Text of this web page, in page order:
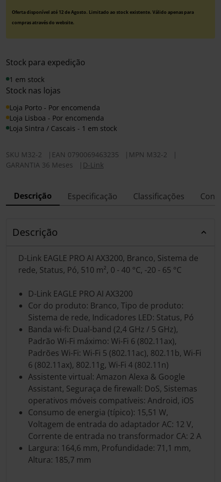
Oferta disponível até 12 de Agosto. Limitado ao stock existente. Válido apenas para
compras através do website.
Stock para expedição
1 em stock
Stock nas lojas
Loja Porto - Por encomenda
Loja Lisboa - Por encomenda
Loja Sintra / Cascais - 1 em stock
SKU M32-2 EAN 0790069463235 MPN M32-2
GARANTIA 36 Meses
D-Link
Descrição Especificação Classificações
Descrição
D-Link EAGLE PRO AI AX3200, Branco, Sistema de
rede, Status, Pó, 510 m², 0 - 40 °C, -20 - 65 °C
D-Link EAGLE PRO AI AX3200
Cor do produto: Branco, Tipo de produto:
Sistema de rede, Indicadores LED: Status, Pó
Banda wi-fi: Dual-band (2,4 GHz / 5 GHz),
Padrão Wi-Fi máximo: Wi-Fi 6 (802.11ax),
Padrões Wi-Fi: Wi-Fi 5 (802.11ac), 802.11b, Wi-Fi
6 (802.11ax), 802.11g, Wi-Fi 4 (802.11n)
Assistente virtual: Amazon Alexa & Google
Assistant, Seguraça de firewall: DoS, Sistemas
operativos móveis compatíveis: Android, iOS
Consumo de energia (típico): 15,51 W,
Voltagem de entrada do adaptador AC: 12 V,
Corrente de entrada no transformador CA: 2 A
Largura: 164,6 mm, Profundidade: 71,1 mm,
Altura: 185,7 mm